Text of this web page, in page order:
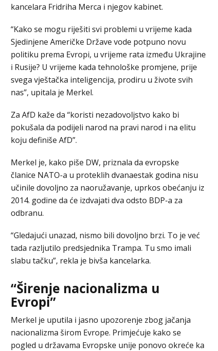
kancelara Fridriha Merca i njegov kabinet.
“Kako se mogu riješiti svi problemi u vrijeme kada
Sjedinjene Američke Države vode potpuno novu
politiku prema Evropi, u vrijeme rata između Ukrajine
i Rusije? U vrijeme kada tehnološke promjene, prije
svega vještačka inteligencija, prodiru u živote svih
nas”, upitala je Merkel.
Za AfD kaže da “koristi nezadovoljstvo kako bi
pokušala da podijeli narod na pravi narod i na elitu
koju definiše AfD”.
Merkel je, kako piše DW, priznala da evropske
članice NATO-a u proteklih dvanaestak godina nisu
učinile dovoljno za naoružavanje, uprkos obećanju iz
2014. godine da će izdvajati dva odsto BDP-a za
odbranu.
“Gledajući unazad, nismo bili dovoljno brzi. To je već
tada razljutilo predsjednika Trampa. Tu smo imali
slabu tačku”, rekla je bivša kancelarka.
“Širenje nacionalizma u
Evropi”
Merkel je uputila i jasno upozorenje zbog jačanja
nacionalizma širom Evrope. Primjećuje kako se
pogled u državama Evropske unije ponovo okreće ka